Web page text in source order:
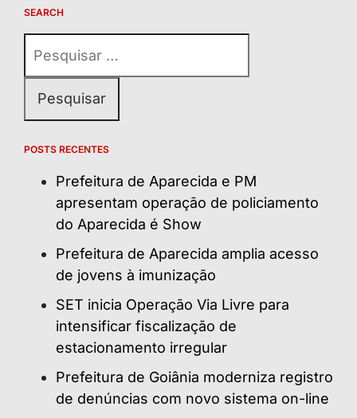
SEARCH
por:
POSTS RECENTES
Prefeitura de Aparecida e PM
apresentam operação de policiamento
do Aparecida é Show
Prefeitura de Aparecida amplia acesso
de jovens à imunização
SET inicia Operação Via Livre para
intensificar fiscalização de
estacionamento irregular
Prefeitura de Goiânia moderniza registro
de denúncias com novo sistema on-line